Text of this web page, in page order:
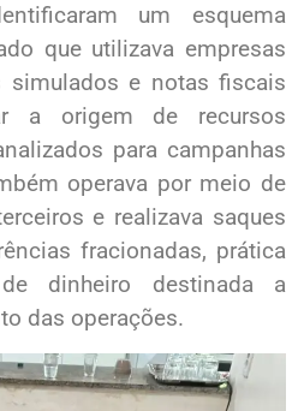
um esquema
que utilizava empresas
simulados e notas fiscais
a origem de recursos
para campanhas
operava por meio de
e realizava saques
fracionadas, prática
dinheiro destinada a
das operações.